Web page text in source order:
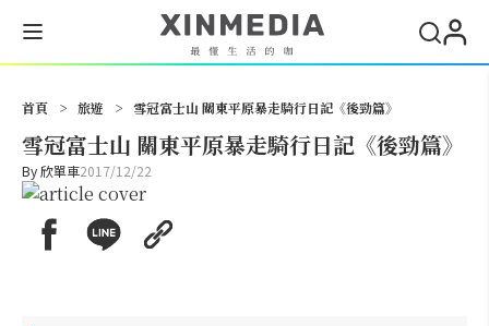
首頁 > 旅遊 > 雪冠富士山 關東平原暴走騎行日記《後勁篇》
雪冠富士山 關東平原暴走騎行日記《後勁篇》
By欣單車2017/12/22